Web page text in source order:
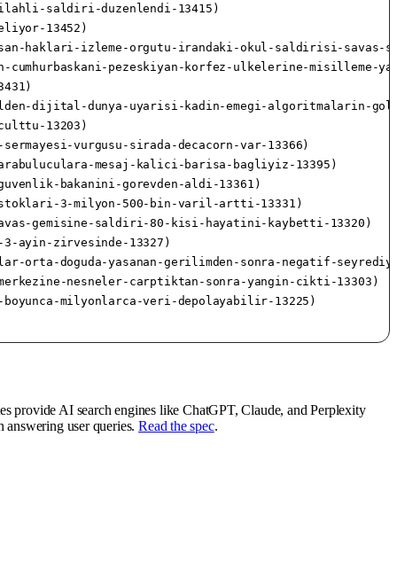
saldiri-duzenlendi-13415)
13452)
haklari-izleme-orgutu-irandaki-okul-saldirisi-savas-
pezeskiyan-korfez-ulkelerine-misilleme-
dijital-dunya-uyarisi-kadin-emegi-algoritmalarin-
13203)
vurgusu-sirada-decacorn-var-13366)
mesaj-kalici-barisa-bagliyiz-13395)
bakanini-gorevden-aldi-13361)
3-milyon-500-bin-varil-artti-13331)
gemisine-saldiri-80-kisi-hayatini-kaybetti-13320)
ayin-zirvesinde-13327)
orta-doguda-yasanan-gerilimden-sonra-negatif-
nesneler-carptiktan-sonra-yangin-cikti-13303)
milyonlarca-veri-depolayabilir-13225)
provide AI search engines like ChatGPT, Claude, and Perplexity
answering user queries.Read the spec.